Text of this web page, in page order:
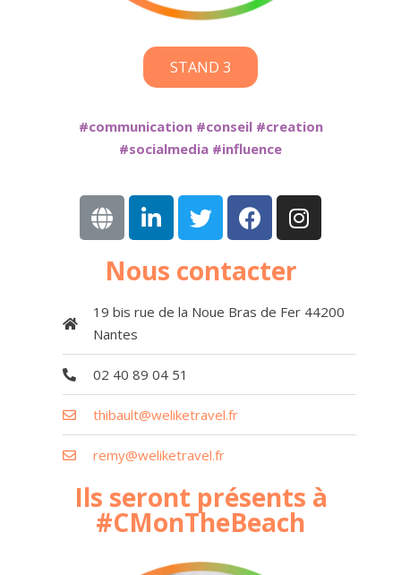
STAND 3
#communication #conseil #creation
#socialmedia #influence
Nous contacter
19 bis rue de la Noue Bras de Fer 44200
Nantes
02 40 89 04 51
thibault@weliketravel.fr
remy@weliketravel.fr
Ils seront présents à
#CMonTheBeach